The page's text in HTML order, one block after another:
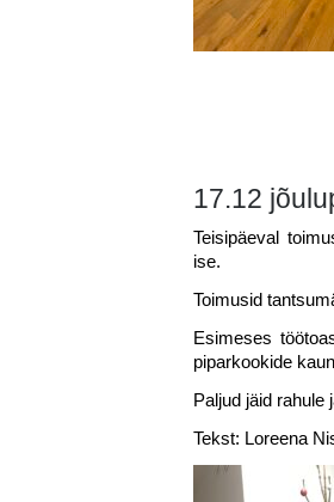
17.12
Teisipäeval
ise.
Toimusid
Esimeses
piparkookide
Paljud jäid rahule
Tekst: Loreena